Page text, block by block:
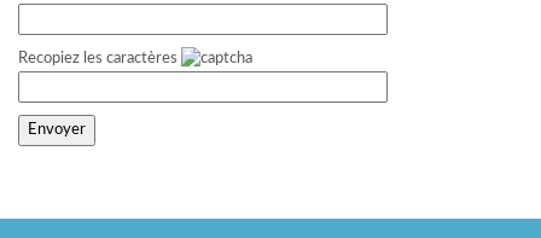
Recopiez les caractères